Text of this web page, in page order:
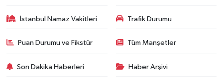
İstanbul Namaz Vakitleri Trafik Durumu
Puan Durumu ve Fikstür Tüm Manşetler
Son Dakika Haberleri Haber Arşivi